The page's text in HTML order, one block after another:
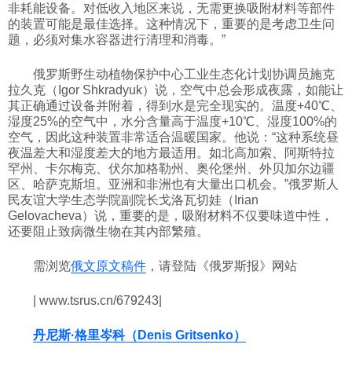
非耗能设备。对低收入地区来说，无需更换吸附材料等部件
的装置可能是最佳选择。这种情况下，重要的是考虑卫生问
题，必须对集水容器进行清理和消毒。”
俄罗斯野生动植物保护中心工业生态化计划协调员施克
拉久克（Igor Shkradyuk）说，空气中总会形成夜露，如能让
其正确通过设备并附着，得到水是完全现实的。温度+40℃、
湿度25%的空气中，水分含量高于温度+10℃、湿度100%的
空气，因此这种装置非常适合温暖国家。他说：“这种系统昼
夜温差大和湿度差大的地方最适用。如北高加索、阿斯特拉
罕州、卡尔梅克、伏尔加格勒州、奥伦堡州、外贝加尔边疆
区、哈萨克斯坦。亚洲和非洲也有大量出口机会。”俄罗斯人
民友谊大学生态学院副院长戈洛瓦切娃（Irian
Gelovacheva）说，重要的是，吸附材料不仅要味道中性，
还要阻止致病微生物在其内部繁殖。
需浏览俄文原文稿件 ，请登陆《俄罗斯报》网站
| www.tsrus.cn/679243|
丹尼斯·格里岑科（Denis Gritsenko）